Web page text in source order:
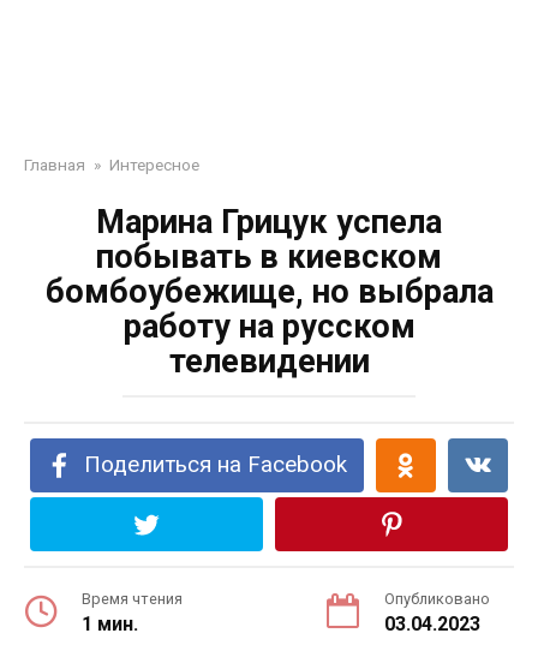
Главная » Интересное
Марина Грицук успела
побывать в киевском
бомбоубежище, но выбрала
работу на русском
телевидении
Поделиться на Facebook
Время чтения
1 мин.
Опубликовано
03.04.2023